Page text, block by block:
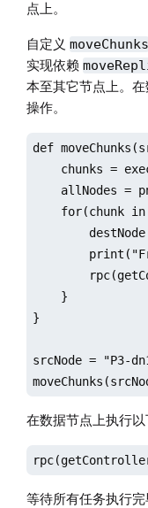
点上。
自定义 moveChunks
实现依赖
本至其它节点上。
操作。
def
chunks =
allNodes =
for(chunk
    }
}
srcNode = "P3-
在数据节点上执行以
等待所有任务执行